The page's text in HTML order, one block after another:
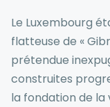
Le Luxembourg
flatteuse de «
prétendue
construites
la fondation de la